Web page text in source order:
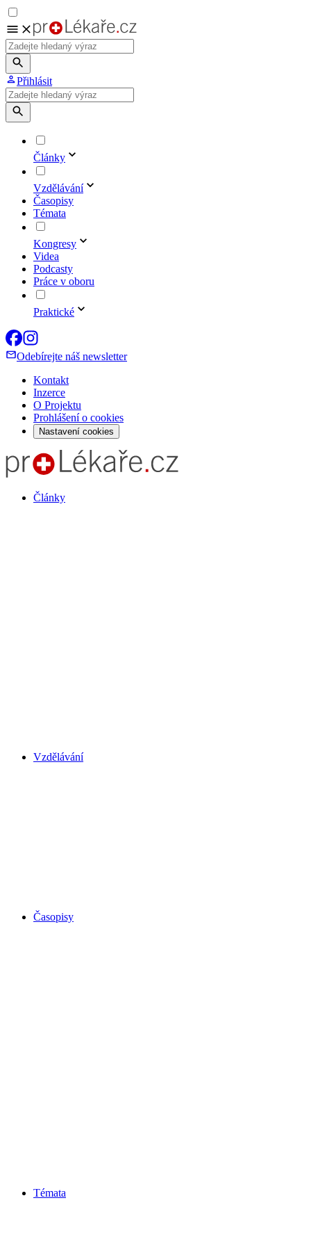
Přihlásit
Články
Vzdělávání
Časopisy
Témata
Kongresy
Videa
Podcasty
Práce v oboru
Praktické
Odebírejte náš newsletter
Kontakt
Inzerce
O Projektu
Prohlášení o cookies
Nastavení cookies
Články
Vzdělávání
Časopisy
Témata